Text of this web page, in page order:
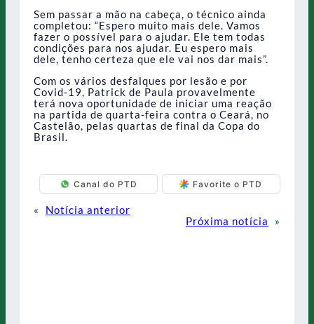
Sem passar a mão na cabeça, o técnico ainda
completou: “Espero muito mais dele. Vamos
fazer o possível para o ajudar. Ele tem todas
condições para nos ajudar. Eu espero mais
dele, tenho certeza que ele vai nos dar mais”.
Com os vários desfalques por lesão e por
Covid-19, Patrick de Paula provavelmente
terá nova oportunidade de iniciar uma reação
na partida de quarta-feira contra o Ceará, no
Castelão, pelas quartas de final da Copa do
Brasil.
Canal do PTD Favorite o PTD
«
Notícia anterior
Próxima notícia
»